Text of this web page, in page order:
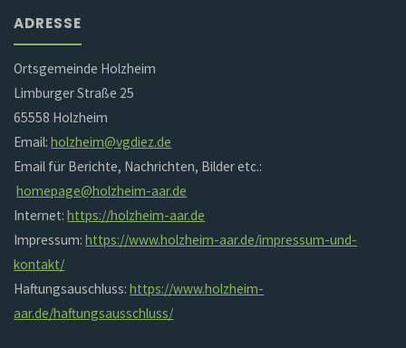
ADRESSE
Ortsgemeinde Holzheim
Limburger Straße 25
65558 Holzheim
Email:holzheim@vgdiez.de
Email für Berichte, Nachrichten, Bilder etc.:
homepage@holzheim-aar.de
Internet:https://holzheim-aar.de
Impressum:https://www.holzheim-aar.de/impressum-und-
kontakt/
Haftungsauschluss:https://www.holzheim-
aar.de/haftungsausschluss/